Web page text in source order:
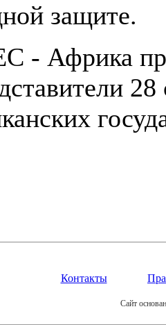
защите.
- Африка
28
Контакты
Сайт